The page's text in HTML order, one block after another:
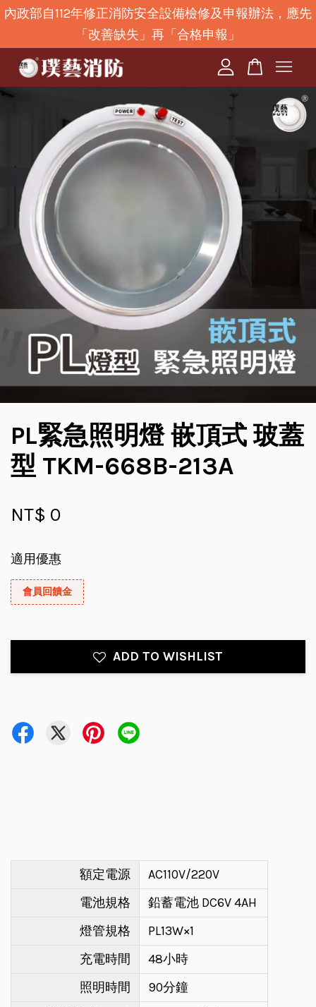
內政部自112年修正消防安全設備檢修及申報辦法，應先
「改善缺失」再「合格申報」
PL緊急照明燈 嵌頂式 玻蓋
型 TKM-668B-213A
NT$ 0
適用優惠
會員回饋金
ADD TO WISHLIST
額定電源
AC110V/220V
電池規格
鉛蓄電池 DC6V 4AH
燈管規格
PL13W×1
充電時間
48小時
照明時間
90分鐘
您的購物車目前還是空的。
繼續購物